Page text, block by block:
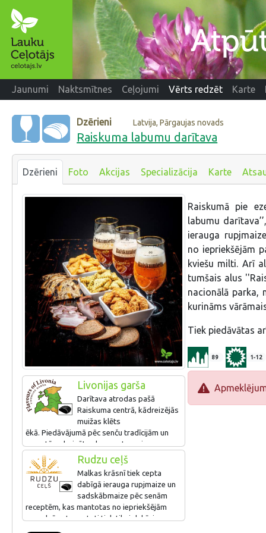
Jaunumi Naktsmītnes Ceļojumi Vērts redzēt Karte
Dzērieni Latvija, Pārgaujas novads
Raiskuma labumu darītava
Dzērieni Foto Akcijas Specializācija Karte
Livonijas garša
Darītava atrodas pašā
Raiskuma centrā, kādreizējās
muižas klēts
ēkā. Piedāvājumā pēc senču tradīcijām un
receptēm darināts alus, cepta maize un
kūpināta gaļa. To īpašā garša tiek iegūta ar
malku kurināmā alus vārāmkatlā un senā
lauku maizes krāsnī.
Pieejama arī degustācija. Viesu
iecienītākais produkts - ķiršu alus kokteilis
"Raiskumietis".
Rudzu ceļš
Malkas krāsnī tiek cepta
dabīgā ierauga rupjmaize un
sadskābmaize pēc senām
receptēm, kas mantotas no iepriekšējām
paaudzēm. Izmantoti tiek tikai dabīgi
Raiskumā pie
labumu
ierauga
no iepriekšējām
kviešu milti. Arī
tumšais alus
nacionālā parka,
kurināms
Tiek piedāvātas
89 1-12